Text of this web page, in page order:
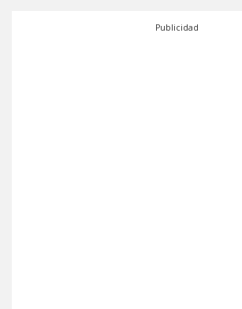
Publicidad